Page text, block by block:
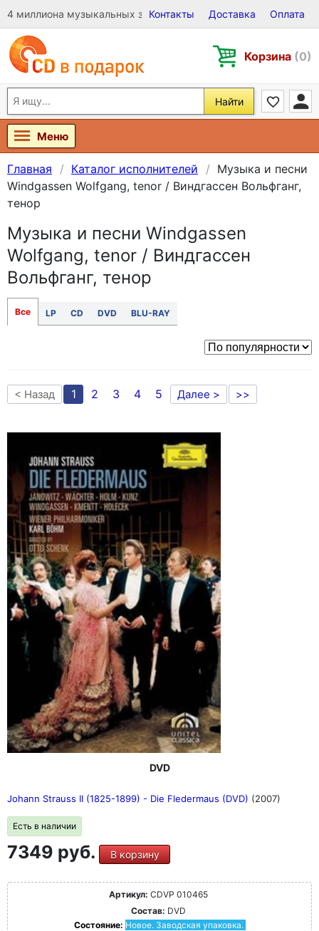
4 миллиона музыкальных записей на Виниле, CD и DVD
Контакты Доставка Оплата
Корзина (0)
Найти
Меню
Главная Каталог исполнителей
Музыка и песни
Windgassen Wolfgang, tenor / Виндгассен Вольфганг,
тенор
Музыка и песни Windgassen
Wolfgang, tenor / Виндгассен
Вольфганг, тенор
Все LP CD DVD BLU-RAY
< Назад 1 2 3 4 5 Далее > >>
DVD
Johann Strauss II (1825-1899) - Die Fledermaus (DVD) (2007)
Есть в наличии
7349 руб. В корзину
Артикул: CDVP 010465
Состав: DVD
Состояние: Новое. Заводская упаковка.